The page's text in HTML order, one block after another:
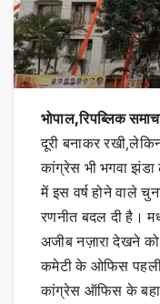
भोपाल,रिपब्लिक
दूरी बनाकर
कांग्रेस भी भगवा
में इस वर्ष होने वाले
रणनीत बदल दी है।
अजीब नज़ारा देखने
कमेटी के ओफिस पहली
कांग्रेस ऑफिस के